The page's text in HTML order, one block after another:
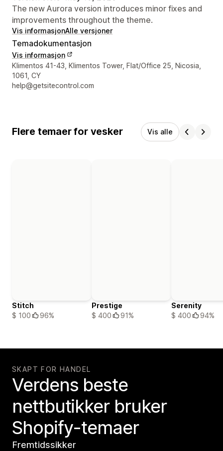
The new Aurora version introduces minor fixes and
improvements throughout the theme.
Vis informasjonAlle versjoner
Temadokumentasjon
Vis informasjon
Designerens kontaktinfo
Klimentos 41-43, Klimentos Tower, Flat/Office 25, Nicosia,
1061, CY
help@getsitecontrol.com
Flere temaer for vesker Vis alle
Stitch
$ 100
96%
Prestige
$ 400
91%
Serenity
$ 400
94%
SKAPT FOR HANDEL
Verdens beste
nettbutikker bruker
Shopify-temaer
Fremtidssikker